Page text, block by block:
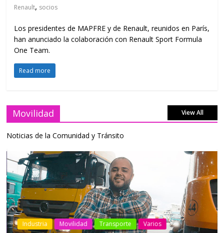
Renault, socios
Los presidentes de MAPFRE y de Renault, reunidos en París,
han anunciado la colaboración con Renault Sport Formula
One Team.
Read more
Movilidad View All
Noticias de la Comunidad y Tránsito
Industria Movilidad Transporte Varios